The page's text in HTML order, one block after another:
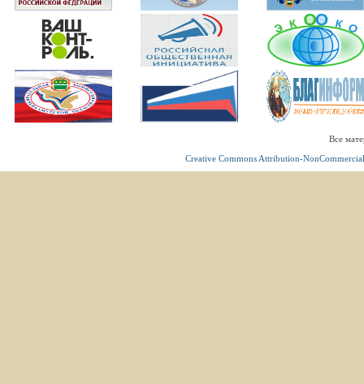
Все
Creative Commons Attribution-